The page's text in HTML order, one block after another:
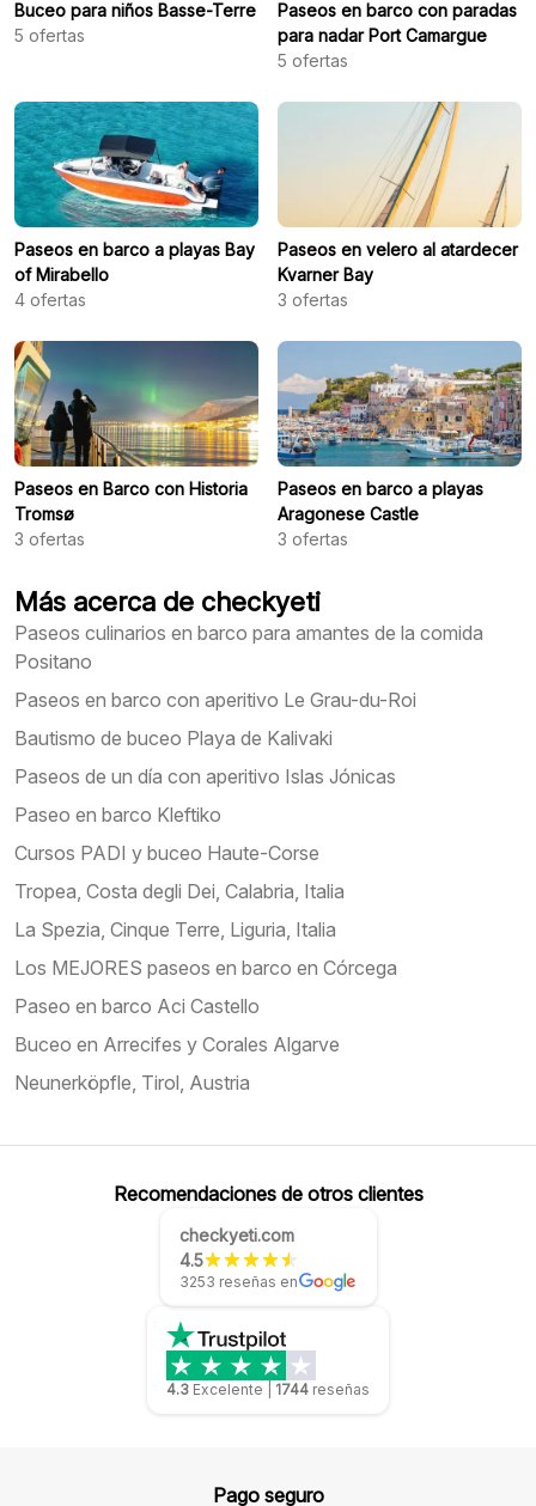
Buceo para niños Basse-Terre
5 ofertas
Paseos en barco con paradas
para nadar Port Camargue
5 ofertas
Paseos en barco a playas Bay
of Mirabello
4 ofertas
Paseos en velero al atardecer
Kvarner Bay
3 ofertas
Paseos en Barco con Historia
Tromsø
3 ofertas
Paseos en barco a playas
Aragonese Castle
3 ofertas
Más acerca de checkyeti
Paseos culinarios en barco para amantes de la comida
Positano
Paseos en barco con aperitivo Le Grau-du-Roi
Bautismo de buceo Playa de Kalivaki
Paseos de un día con aperitivo Islas Jónicas
Paseo en barco Kleftiko
Cursos PADI y buceo Haute-Corse
Tropea, Costa degli Dei, Calabria, Italia
La Spezia, Cinque Terre, Liguria, Italia
Los MEJORES paseos en barco en Córcega
Paseo en barco Aci Castello
Buceo en Arrecifes y Corales Algarve
Neunerköpfle, Tirol, Austria
Recomendaciones de otros clientes
checkyeti.com
4.5
3253 reseñas en
4.3 Excelente 1744 reseñas
Pago seguro